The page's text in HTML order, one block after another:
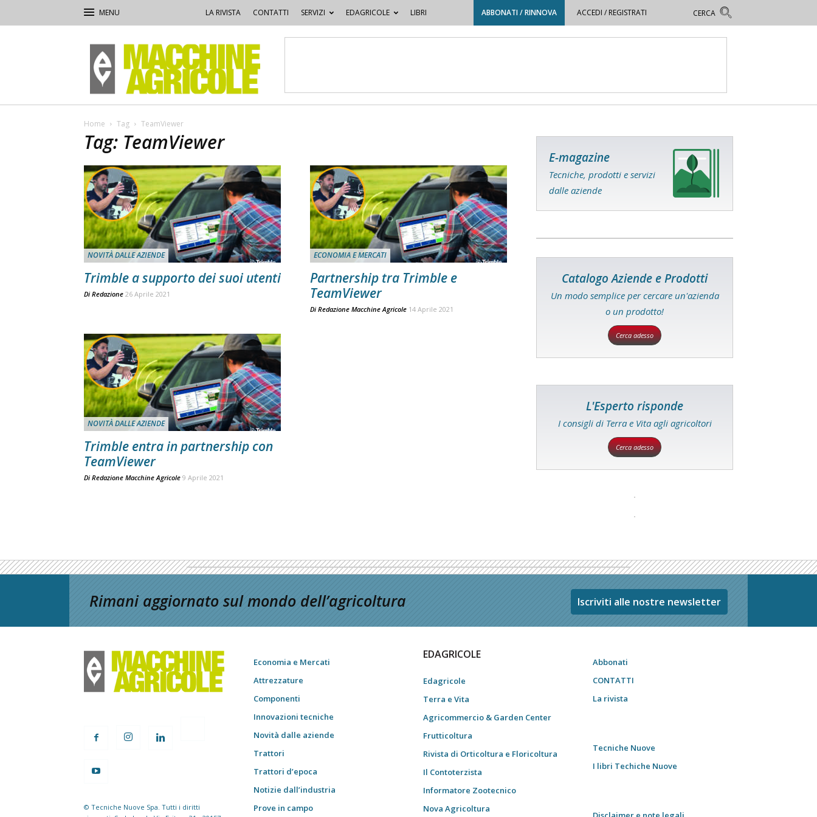
LA RIVISTA CONTATTI SERVIZI EDAGRICOLE LIBRI ABBONATI / RINNOVA ACCEDI / REGISTRATI
Macchine
Agricole
Home Tag TeamViewer
Tag: TeamViewer
NOVITÀ DALLE AZIENDE
Trimble a supporto dei suoi utenti
Di Redazione 26 Aprile 2021
ECONOMIA E MERCATI
Partnership tra Trimble e
TeamViewer
Di Redazione Macchine Agricole 14 Aprile 2021
NOVITÀ DALLE AZIENDE
Trimble entra in partnership con
TeamViewer
Di Redazione Macchine Agricole 9 Aprile 2021
E-magazine
Tecniche, prodotti e servizi
dalle aziende
Catalogo Aziende e Prodotti
Un modo semplice per cercare un'azienda
o un prodotto!
Cerca adesso
L'Esperto risponde
I consigli di Terra e Vita agli agricoltori
Cerca adesso
Rimani aggiornato sul mondo dell’agricoltura Iscriviti alle nostre newsletter
© Tecniche Nuove Spa. Tutti i diritti
Economia e Mercati
Attrezzature
Componenti
Innovazioni tecniche
Novità dalle aziende
Trattori
Trattori d’epoca
Notizie dall’industria
Prove in campo
EDAGRICOLE
Edagricole
Terra e Vita
Agricommercio & Garden Center
Frutticoltura
Rivista di Orticoltura e Floricoltura
Il Contoterzista
Informatore Zootecnico
Nova Agricoltura
Abbonati
CONTATTI
La rivista
Tecniche Nuove
I libri Techiche Nuove